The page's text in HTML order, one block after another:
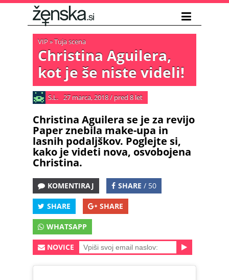
VIP»Tuja scena
Christina Aguilera,
kot je še niste videli!
S.L. 27 marca, 2018/ pred 8 let
Christina Aguilera se je za revijo
Paper znebila make-upa in
lasnih podaljškov. Poglejte si,
kako je videti nova, osvobojena
Christina.
KOMENTIRAJ SHARE / 50
SHARE SHARE
WHATSAPP
NOVICE